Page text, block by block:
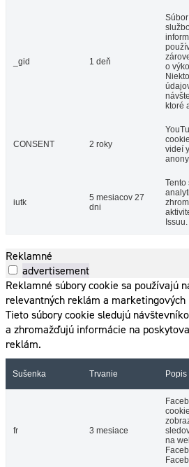
_gid 1 deň
o
ktoré
CONSENT 2 roky
videí
iutk
5 mesiacov 27
dni
Tento
Issuu.
Reklamné
advertisement
Reklamné súbory cookie sa používajú
relevantných reklám a
Tieto súbory cookie sledujú
a zhromažďujú informácie na
reklám.
Sušenka Trvanie Popis
fr 3 mesiace
na